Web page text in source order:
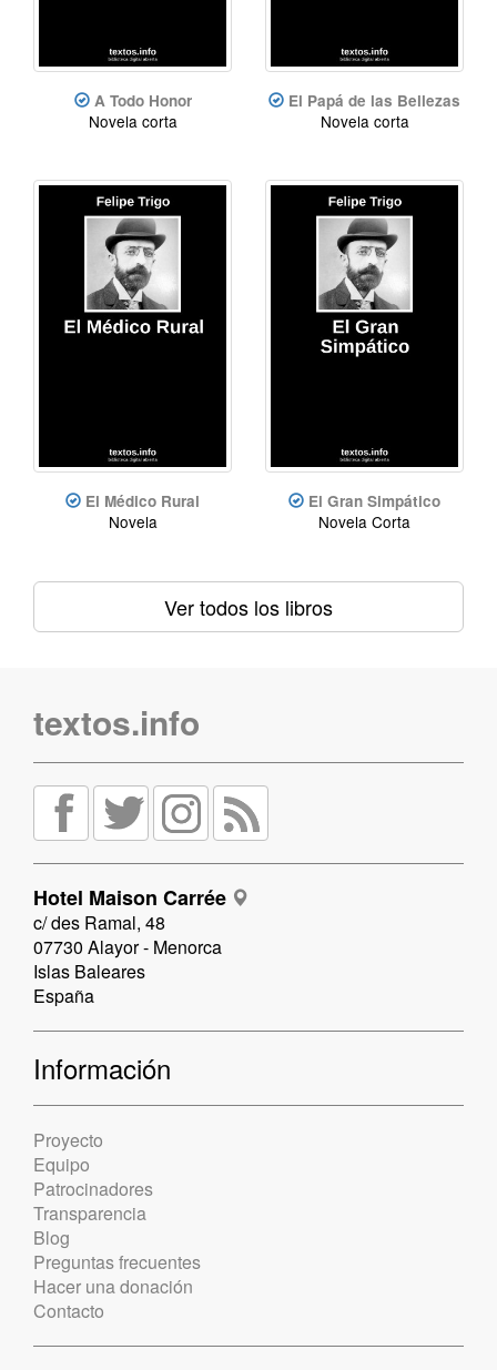
A Todo Honor
Novela corta
El Papá de las Bellezas
Novela corta
El Médico Rural
Novela
El Gran Simpático
Novela Corta
Ver todos los libros
textos.info
Hotel Maison Carrée
c/ des Ramal, 48
07730 Alayor - Menorca
Islas Baleares
España
Información
Proyecto
Equipo
Patrocinadores
Transparencia
Blog
Preguntas frecuentes
Hacer una donación
Contacto